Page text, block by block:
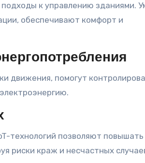
к управлению зданиями.
обеспечивают комфорт и
движения, помогут
технологий позволяют повышать
риски краж и несчастных